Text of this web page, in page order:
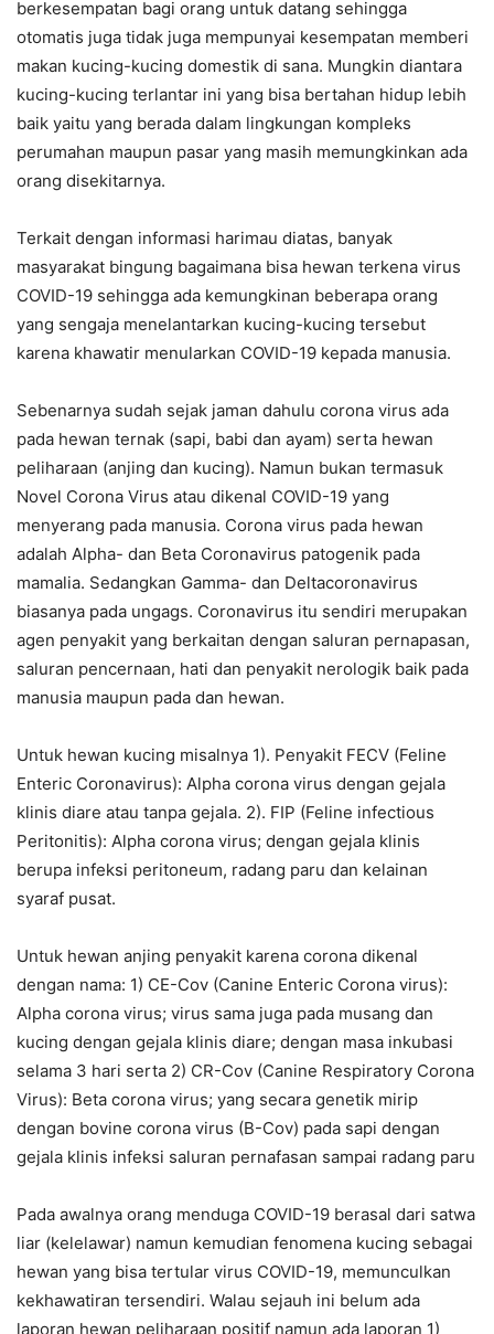
berkesempatan bagi orang untuk datang sehingga
otomatis juga tidak juga mempunyai kesempatan memberi
makan kucing-kucing domestik di sana. Mungkin diantara
kucing-kucing terlantar ini yang bisa bertahan hidup lebih
baik yaitu yang berada dalam lingkungan kompleks
perumahan maupun pasar yang masih memungkinkan ada
orang disekitarnya.
Terkait dengan informasi harimau diatas, banyak
masyarakat bingung bagaimana bisa hewan terkena virus
COVID-19 sehingga ada kemungkinan beberapa orang
yang sengaja menelantarkan kucing-kucing tersebut
karena khawatir menularkan COVID-19 kepada manusia.
Sebenarnya sudah sejak jaman dahulu corona virus ada
pada hewan ternak (sapi, babi dan ayam) serta hewan
peliharaan (anjing dan kucing). Namun bukan termasuk
Novel Corona Virus atau dikenal COVID-19 yang
menyerang pada manusia. Corona virus pada hewan
adalah Alpha- dan Beta Coronavirus patogenik pada
mamalia. Sedangkan Gamma- dan Deltacoronavirus
biasanya pada ungags. Coronavirus itu sendiri merupakan
agen penyakit yang berkaitan dengan saluran pernapasan,
saluran pencernaan, hati dan penyakit nerologik baik pada
manusia maupun pada dan hewan.
Untuk hewan kucing misalnya 1). Penyakit FECV (Feline
Enteric Coronavirus): Alpha corona virus dengan gejala
klinis diare atau tanpa gejala. 2). FIP (Feline infectious
Peritonitis): Alpha corona virus; dengan gejala klinis
berupa infeksi peritoneum, radang paru dan kelainan
syaraf pusat.
Untuk hewan anjing penyakit karena corona dikenal
dengan nama: 1) CE-Cov (Canine Enteric Corona virus):
Alpha corona virus; virus sama juga pada musang dan
kucing dengan gejala klinis diare; dengan masa inkubasi
selama 3 hari serta 2) CR-Cov (Canine Respiratory Corona
Virus): Beta corona virus; yang secara genetik mirip
dengan bovine corona virus (B-Cov) pada sapi dengan
gejala klinis infeksi saluran pernafasan sampai radang paru
Pada awalnya orang menduga COVID-19 berasal dari satwa
liar (kelelawar) namun kemudian fenomena kucing sebagai
hewan yang bisa tertular virus COVID-19, memunculkan
kekhawatiran tersendiri. Walau sejauh ini belum ada
laporan hewan peliharaan positif namun ada laporan 1)